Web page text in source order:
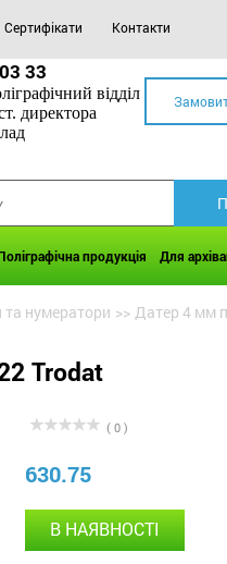
Сертифікати Контакти
33
відділ
директора
продукція Для
нумератори >> Датер 4 мм
Trodat
( 0 )
630.75
В НАЯВНОСТІ